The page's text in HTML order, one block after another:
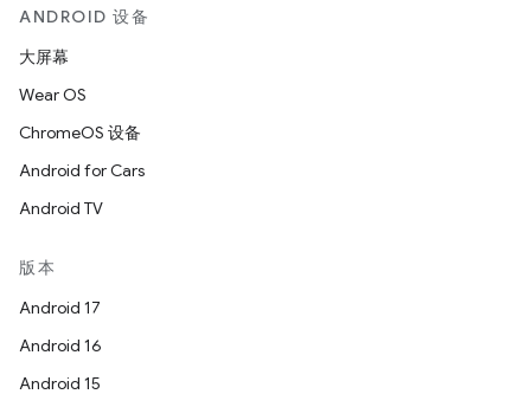
ANDROID 设备
大屏幕
Wear OS
ChromeOS 设备
Android for Cars
Android TV
版本
Android 17
Android 16
Android 15